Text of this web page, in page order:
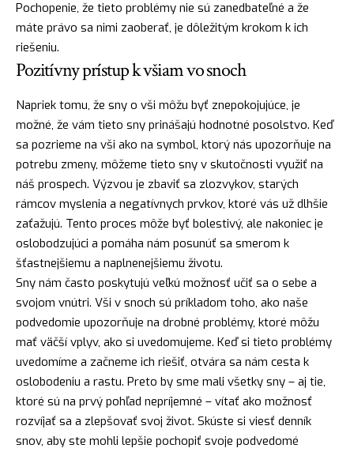
Pochopenie, že tieto problémy nie sú zanedbateľné a že
máte právo sa nimi zaoberať, je dôležitým krokom k ich
riešeniu.
Pozitívny prístup k všiam vo snoch
Napriek tomu, že sny o vši môžu byť znepokojujúce, je
možné, že vám tieto sny prinášajú hodnotné posolstvo. Keď
sa pozrieme na vši ako na symbol, ktorý nás upozorňuje na
potrebu zmeny, môžeme tieto sny v skutočnosti využiť na
náš prospech. Výzvou je zbaviť sa zlozvykov, starých
rámcov myslenia a negatívnych prvkov, ktoré vás už dlhšie
zaťažujú. Tento proces môže byť bolestivý, ale nakoniec je
oslobodzujúci a pomáha nám posunúť sa smerom k
šťastnejšiemu a naplnenejšiemu životu.
Sny nám často poskytujú veľkú možnosť učiť sa o sebe a
svojom vnútri. Vši v snoch sú príkladom toho, ako naše
podvedomie upozorňuje na drobné problémy, ktoré môžu
mať väčší vplyv, ako si uvedomujeme. Keď si tieto problémy
uvedomíme a začneme ich riešiť, otvára sa nám cesta k
oslobodeniu a rastu. Preto by sme mali všetky sny – aj tie,
ktoré sú na prvý pohľad nepríjemné – vítať ako možnosť
rozvíjať sa a zlepšovať svoj život. Skúste si viesť denník
snov, aby ste mohli lepšie pochopiť svoje podvedomé